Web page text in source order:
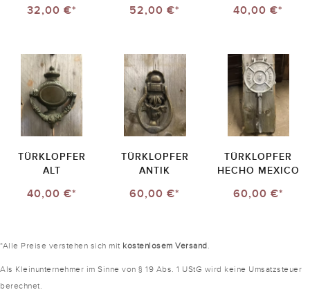
32,00 €* 52,00 €* 40,00 €*
TÜRKLOPFER
ALT
40,00 €*
TÜRKLOPFER
ANTIK
60,00 €*
TÜRKLOPFER
HECHO MEXICO
60,00 €*
*Alle Preise verstehen sich mit kostenlosem Versand.
Als Kleinunternehmer im Sinne von § 19 Abs. 1 UStG wird keine Umsatzsteuer
berechnet.